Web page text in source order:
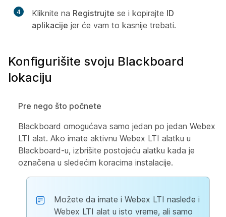
4 Kliknite na Registrujte se i kopirajte ID
aplikacije jer će vam to kasnije trebati.
Konfigurišite svoju Blackboard
lokaciju
Pre nego što počnete
Blackboard omogućava samo jedan po jedan Webex
LTI alat. Ako imate aktivnu Webex LTI alatku u
Blackboard-u, izbrišite postojeću alatku kada je
označena u sledećim koracima instalacije.
Možete da imate i Webex LTI nasleđe i
Webex LTI alat u isto vreme, ali samo